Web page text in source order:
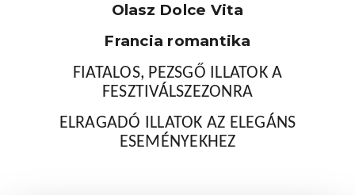
Olasz Dolce Vita
Francia romantika
FIATALOS, PEZSGŐ ILLATOK A
FESZTIVÁLSZEZONRA
ELRAGADÓ ILLATOK AZ ELEGÁNS
ESEMÉNYEKHEZ